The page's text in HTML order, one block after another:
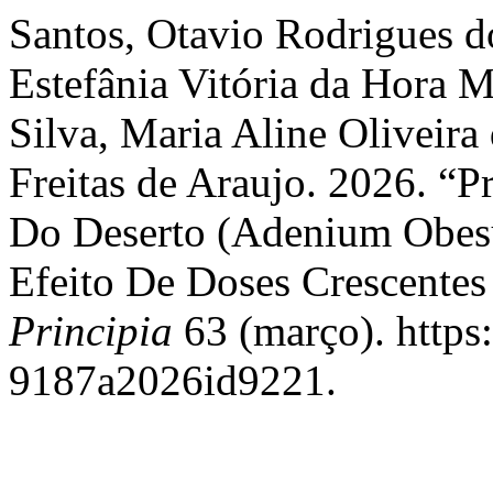
Santos, Otavio Rodrigues
Estefânia Vitória da Hora
Silva, Maria Aline Oliveira
Freitas de Araujo. 2026.
Do Deserto (Adenium
Efeito De Doses
Principia 63 (março).
9187a2026id9221.